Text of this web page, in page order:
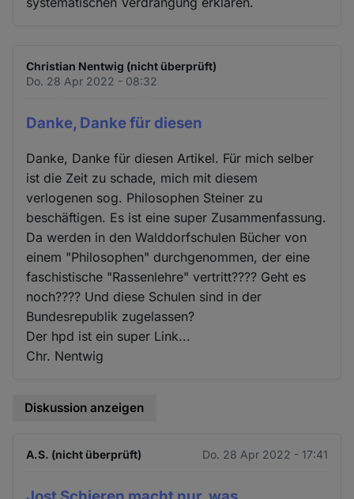
Christian Nentwig (nicht überprüft)
Do. 28 Apr 2022 - 08:32
Danke, Danke für diesen
Danke, Danke für diesen Artikel. Für mich selber
ist die Zeit zu schade, mich mit diesem
verlogenen sog. Philosophen Steiner zu
beschäftigen. Es ist eine super Zusammenfassung.
Da werden in den Walddorfschulen Bücher von
einem "Philosophen" durchgenommen, der eine
faschistische "Rassenlehre" vertritt???? Geht es
noch???? Und diese Schulen sind in der
Bundesrepublik zugelassen?
Der hpd ist ein super Link...
Chr. Nentwig
Diskussion anzeigen
A.S. (nicht überprüft) Do. 28 Apr 2022 - 17:41